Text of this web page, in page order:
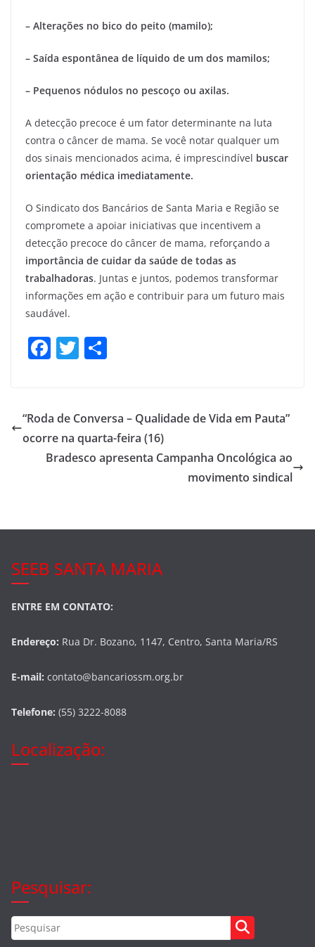
– Alterações no bico do peito (mamilo);
– Saída espontânea de líquido de um dos mamilos;
– Pequenos nódulos no pescoço ou axilas.
A detecção precoce é um fator determinante na luta
contra o câncer de mama. Se você notar qualquer um
dos sinais mencionados acima, é imprescindível buscar
orientação médica imediatamente.
O Sindicato dos Bancários de Santa Maria e Região se
compromete a apoiar iniciativas que incentivem a
detecção precoce do câncer de mama, reforçando a
importância de cuidar da saúde de todas as
trabalhadoras. Juntas e juntos, podemos transformar
informações em ação e contribuir para um futuro mais
saudável.
F
e
b
o
T
er e
“Roda de Conversa – Qualidade de Vida em Pauta”
ocorre na quarta-feira (16)
Bradesco apresenta Campanha Oncológica ao
movimento sindical
SEEB SANTA MARIA
ENTRE EM CONTATO:
Endereço: Rua Dr. Bozano, 1147, Centro, Santa Maria/RS
E-mail: contato@bancariossm.org.br
Telefone: (55) 3222-8088
Localização:
Pesquisar: